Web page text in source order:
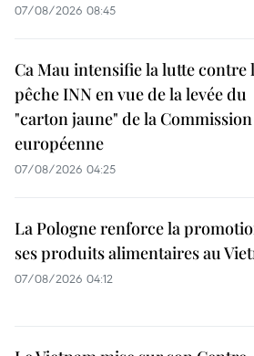
07/08/2026 08:45
Ca Mau intensifie la lutte contre
pêche INN en vue de la levée du
"carton jaune" de la Commission
européenne
07/08/2026 04:25
La Pologne renforce la
ses produits alimentaires au
07/08/2026 04:12